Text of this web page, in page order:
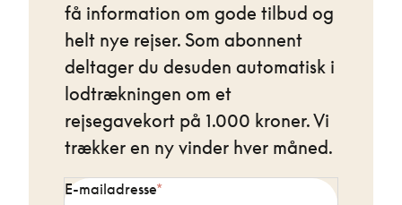
få information om gode tilbud og
helt nye rejser. Som abonnent
deltager du desuden automatisk i
lodtrækningen om et
rejsegavekort på 1.000 kroner. Vi
trækker en ny vinder hver måned.
E-mailadresse